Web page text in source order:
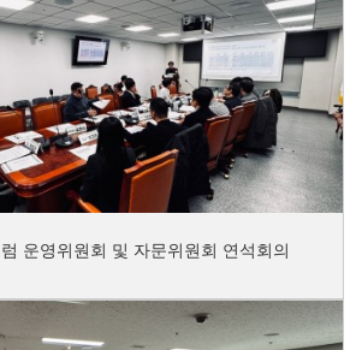
운영위원회 및 자문위원회 연석회의